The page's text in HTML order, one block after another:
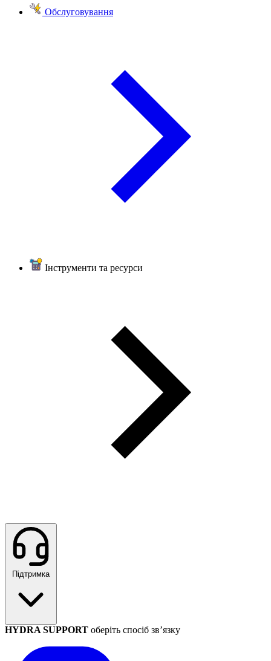
Обслуговування
Інструменти та ресурси
Підтримка
HYDRA SUPPORT оберіть спосіб зв’язку